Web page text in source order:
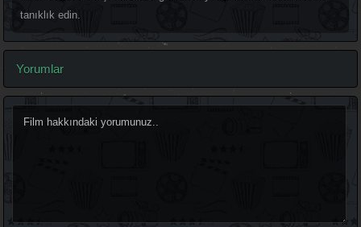
tanıklık edin.
Yorumlar